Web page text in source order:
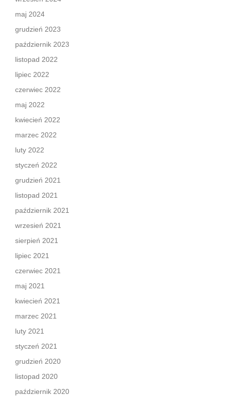
maj 2024
grudzień 2023
październik 2023
listopad 2022
lipiec 2022
czerwiec 2022
maj 2022
kwiecień 2022
marzec 2022
luty 2022
styczeń 2022
grudzień 2021
listopad 2021
październik 2021
wrzesień 2021
sierpień 2021
lipiec 2021
czerwiec 2021
maj 2021
kwiecień 2021
marzec 2021
luty 2021
styczeń 2021
grudzień 2020
listopad 2020
październik 2020